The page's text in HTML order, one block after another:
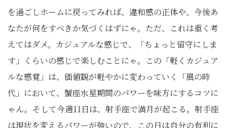
を過ごしホームに戻ってみれば、違和感の正体や、今後あ
なたが何をすべきか気づくはずにゃ。ただ、これは重く考
えてはダメ。カジュアルな感じで、「ちょっと留守にしま
す」くらいの感じで楽しむことにゃ。この「軽くカジュア
ルな感覚」は、価値観が軽やかに変わっていく「風の時
代」において、蟹座水星期間のパワーを味方にするコツに
ゃん。そして今週11日は、射手座で満月が起こる。射手座
は現状を変えるパワーが強いので、この日は自分の有利に